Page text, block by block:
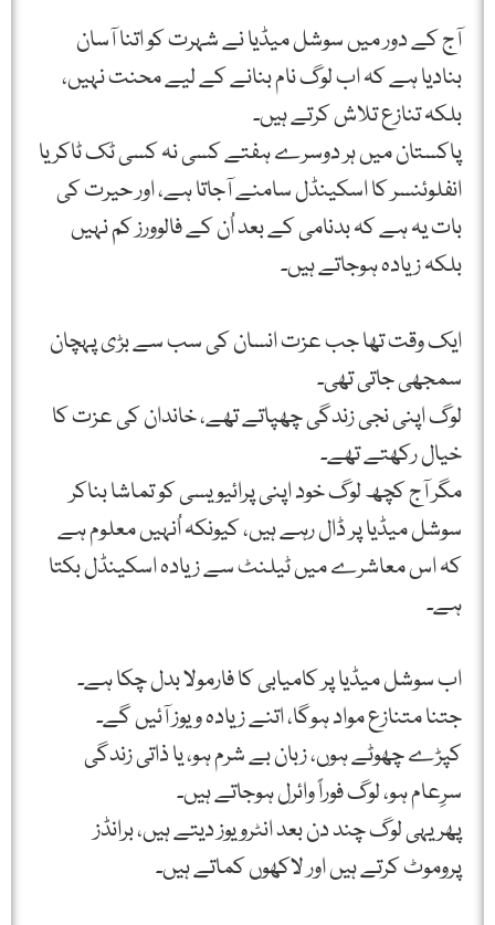
آج کے دور میں سوشل میڈیا نے شہرت کو اتنا آسان
بنادیا ہے کہ اب لوگ نام بنانے کے لیے محنت نہیں،
بلکہ تنازع تلاش کرتے ہیں۔
پاکستان میں ہر دوسرے ہفتے کسی نہ کسی ٹک ٹاکر یا
انفلوئنسر کا اسکینڈل سامنے آجاتا ہے، اور حیرت کی
بات یہ ہے کہ بدنامی کے بعد اُن کے فالوورز کم نہیں
بلکہ زیادہ ہوجاتے ہیں۔
ایک وقت تھا جب عزت انسان کی سب سے بڑی پہچان
سمجھی جاتی تھی۔
لوگ اپنی نجی زندگی چھپاتے تھے، خاندان کی عزت کا
خیال رکھتے تھے۔
مگر آج کچھ لوگ خود اپنی پرائیویسی کو تماشا بناکر
سوشل میڈیا پر ڈال رہے ہیں، کیونکہ اُنہیں معلوم ہے
کہ اس معاشرے میں ٹیلنٹ سے زیادہ اسکینڈل بکتا
ہے۔
اب سوشل میڈیا پر کامیابی کا فارمولا بدل چکا ہے۔
جتنا متنازع مواد ہوگا، اتنے زیادہ ویوز آئیں گے۔
کپڑے چھوٹے ہوں، زبان بے شرم ہو، یا ذاتی زندگی
سرِعام ہو، لوگ فوراً وائرل ہوجاتے ہیں۔
پھر یہی لوگ چند دن بعد انٹرویوز دیتے ہیں، برانڈز
پروموٹ کرتے ہیں اور لاکھوں کماتے ہیں۔